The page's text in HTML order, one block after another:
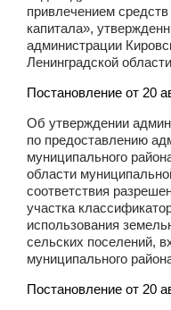
привлечением
капитала»,
администрации
Ленинградской
Постановление от 20
Об утверждении
по предоставлению
муниципального
области
соответствия
участка
использования
сельских поселений,
муниципального
Постановление от 20